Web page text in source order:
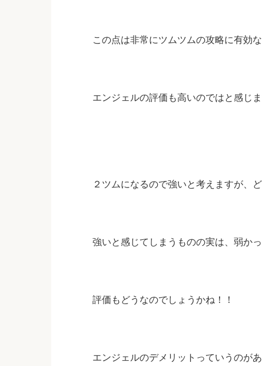
この点は非常にツムツムの攻略に有効
エンジェルの評価も高いのではと感じ
２ツムになるので強いと考えますが、
強いと感じてしまうものの実は、弱かっ
評価もどうなのでしょうかね！！
エンジェルのデメリットっていうのがあ